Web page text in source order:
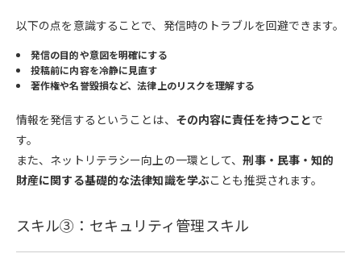
以下の点を意識することで、発信時のトラブルを回避できます。
発信の目的や意図を明確にする
投稿前に内容を冷静に見直す
著作権や名誉毀損など、法律上のリスクを理解する
情報を発信するということは、 その内容に責任を持つことで
す。
また、ネットリテラシー向上の一環として、刑事・民事・知的
財産に関する基礎的な法律知識を学ぶことも推奨されます。
スキル③：セキュリティ管理スキル